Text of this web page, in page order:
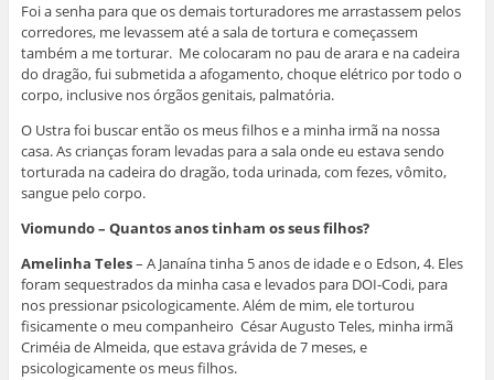
Foi a senha para que os demais torturadores me arrastassem pelos
corredores, me levassem até a sala de tortura e começassem
também a me torturar. Me colocaram no pau de arara e na cadeira
do dragão, fui submetida a afogamento, choque elétrico por todo o
corpo, inclusive nos órgãos genitais, palmatória.
O Ustra foi buscar então os meus filhos e a minha irmã na nossa
casa. As crianças foram levadas para a sala onde eu estava sendo
torturada na cadeira do dragão, toda urinada, com fezes, vômito,
sangue pelo corpo.
Viomundo – Quantos anos tinham os seus filhos?
Amelinha Teles– A Janaína tinha 5 anos de idade e o Edson, 4. Eles
foram sequestrados da minha casa e levados para DOI-Codi, para
nos pressionar psicologicamente. Além de mim, ele torturou
fisicamente o meu companheiro César Augusto Teles, minha irmã
Criméia de Almeida, que estava grávida de 7 meses, e
psicologicamente os meus filhos.